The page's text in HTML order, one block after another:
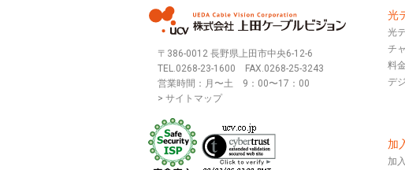
〒386-0012 長野県上田市中央6-12-6
TEL.0268-23-1600 FAX.0268-25-3243
営業時間：月〜土 9：00〜17：00
> サイトマップ
光
光
チ
料
デ
加
加